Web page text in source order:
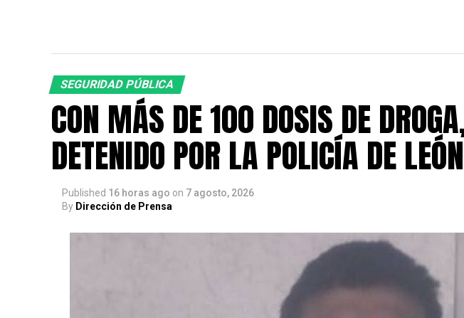
SEGURIDAD PÚBLICA
CON MÁS DE 100 DOSIS DE
DETENIDO POR LA POLICÍA DE LEÓN
Published 16 horas ago on 7 agosto, 2026
By Dirección de Prensa